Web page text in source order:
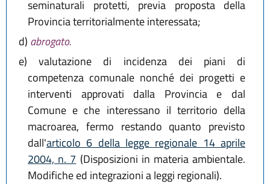
seminaturali protetti, previa proposta della
Provincia territorialmente interessata;
d) abrogato.
e) valutazione di incidenza dei piani di
competenza comunale nonché dei progetti e
interventi approvati dalla Provincia e dal
Comune e che interessano il territorio della
macroarea, fermo restando quanto previsto
dall'articolo 6 della legge regionale 14 aprile
2004, n. 7 (Disposizioni in materia ambientale.
Modifiche ed integrazioni a leggi regionali).